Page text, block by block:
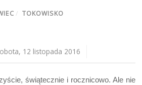
/ TOKOWISKO
12 listopada 2016
świątecznie i rocznicowo. Ale nie